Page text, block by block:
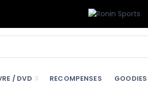
/ DVD RECOMPENSES GOODIES